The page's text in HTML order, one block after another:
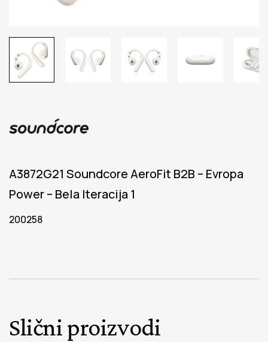
A3872G21 Soundcore AeroFit B2B – Evropa
Power – Bela Iteracija 1
200258
Slični proizvodi